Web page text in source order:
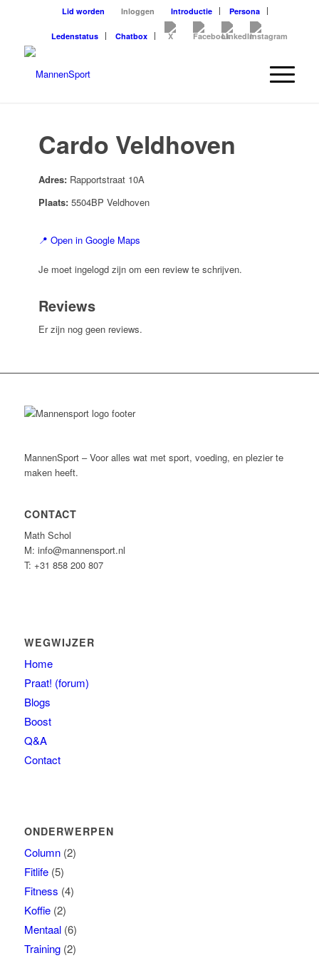
Lid worden Inloggen Introductie Persona
Ledenstatus Chatbox
Cardo Veldhoven
Adres:Rapportstraat 10A
Plaats:5504BP Veldhoven
📍 Open in Google Maps
Je moet ingelogd zijn om een review te schrijven.
Reviews
Er zijn nog geen reviews.
MannenSport – Voor alles wat met sport, voeding, en plezier te
maken heeft.
CONTACT
Math Schol
M: info@mannensport.nl
T: +31 858 200 807
WEGWIJZER
Home
Praat! (forum)
Blogs
Boost
Q&A
Contact
ONDERWERPEN
Column(2)
Fitlife(5)
Fitness (4)
Koffie(2)
Mentaal(6)
Training(2)